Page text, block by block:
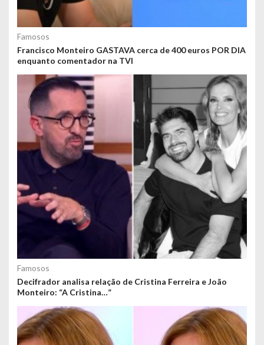
Famosos
Francisco Monteiro GASTAVA cerca de 400 euros POR DIA
enquanto comentador na TVI
Famosos
Decifrador analisa relação de Cristina Ferreira e João
Monteiro: “A Cristina…”